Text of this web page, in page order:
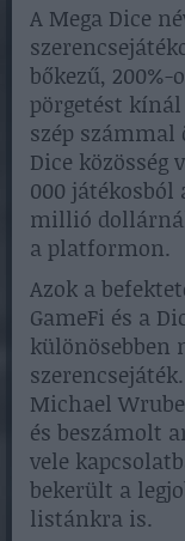
A Mega Dice
bőkezű,
pörgetést
szép számmal
Dice
000
millió
a platformon.
Azok a
GameFi és a
különösebben
Michael
és beszámolt
vele
bekerült a
listánkra is.